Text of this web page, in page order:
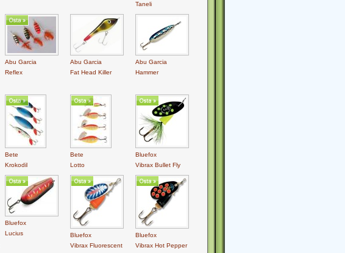
Taneli
Abu Garcia
Reflex
Abu Garcia
Fat Head Killer
Abu Garcia
Hammer
Bete
Krokodil
Bete
Lotto
Bluefox
Vibrax Bullet Fly
Bluefox
Lucius
Bluefox
Vibrax Fluorescent
Bluefox
Vibrax Hot Pepper